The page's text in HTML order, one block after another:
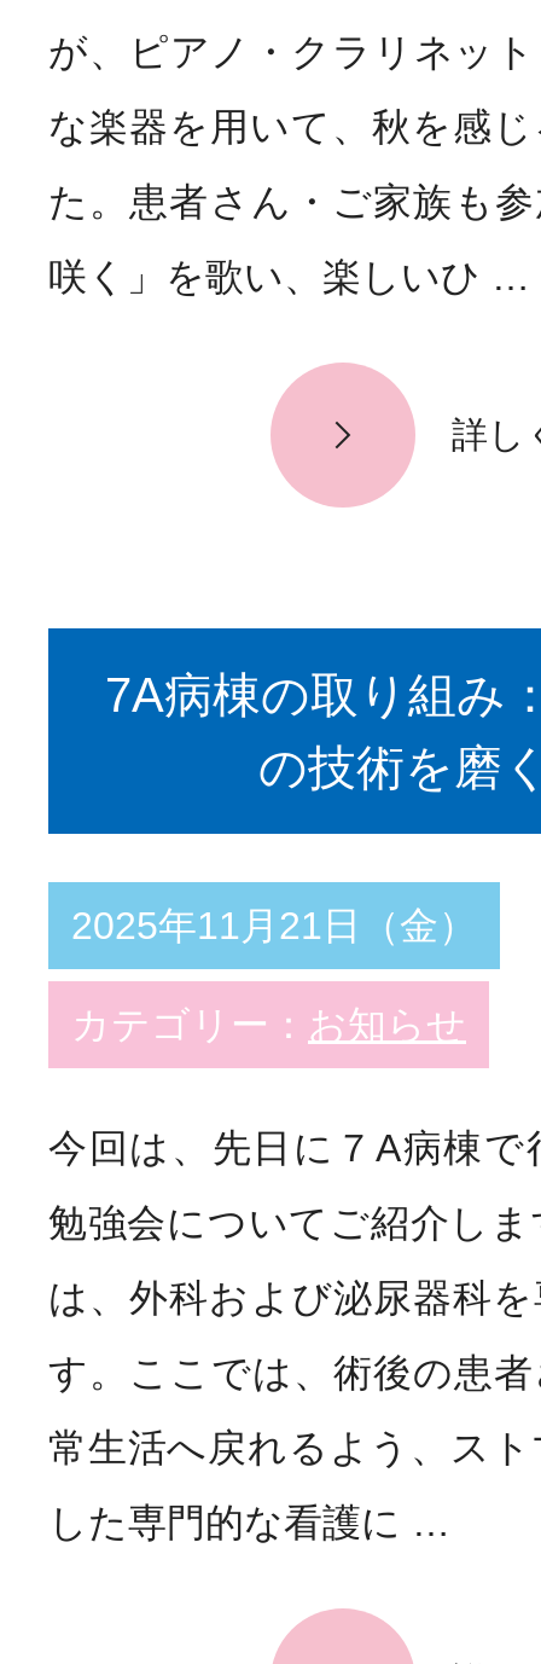
お知らせ
が、ピアノ・クラリネッ
な楽器を用いて、秋を感
た。患者さん・ご家族も
咲く」を歌い、楽しいひ …
詳し
7A病棟の取り組み
の技術を磨
2025年11月21日（金）
カテゴリー： お知らせ
今回は、先日に７A病棟
勉強会についてご紹介し
は、外科および泌尿器科
す。ここでは、術後の患
常生活へ戻れるよう、ス
した専門的な看護に …